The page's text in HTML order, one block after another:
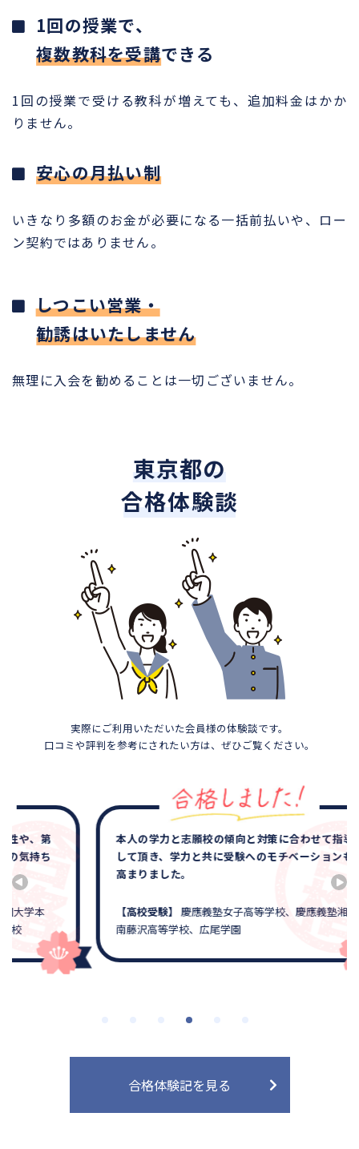
1回の授業で、
複数教科を受講できる
1回の授業で受ける教科が増えても、追加料金はかか
りません。
安心の月払い制
いきなり多額のお金が必要になる一括前払いや、ロー
ン契約ではありません。
しつこい営業・
勧誘はいたしません
無理に入会を勧めることは一切ございません。
東京都の
合格体験談
実際にご利用いただいた会員様の体験談です。
口コミや評判を参考にされたい方は、ぜひご覧ください。
本人の学力と志願校の傾向と対策に合わせて指導
して頂き、学力と共に受験へのモチベーションも
高まりました。
慶應義塾女子高等学校、慶應義塾湘
南藤沢高等学校、広尾学園
合格体験記を見る